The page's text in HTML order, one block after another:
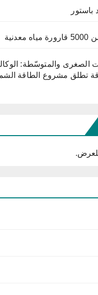
باستور
الصغرى والمتوسّطة:
تطلق مشروع الطاقة